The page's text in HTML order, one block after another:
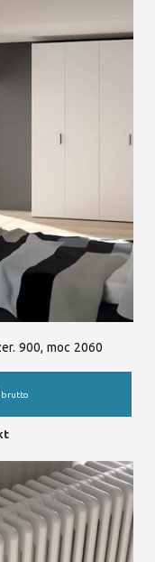
900, moc 2060
brutto